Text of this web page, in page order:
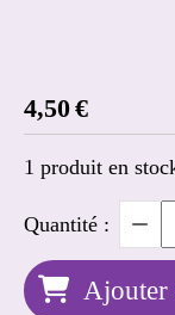
4,50€
1 produit en
Quantité :
Ajouter